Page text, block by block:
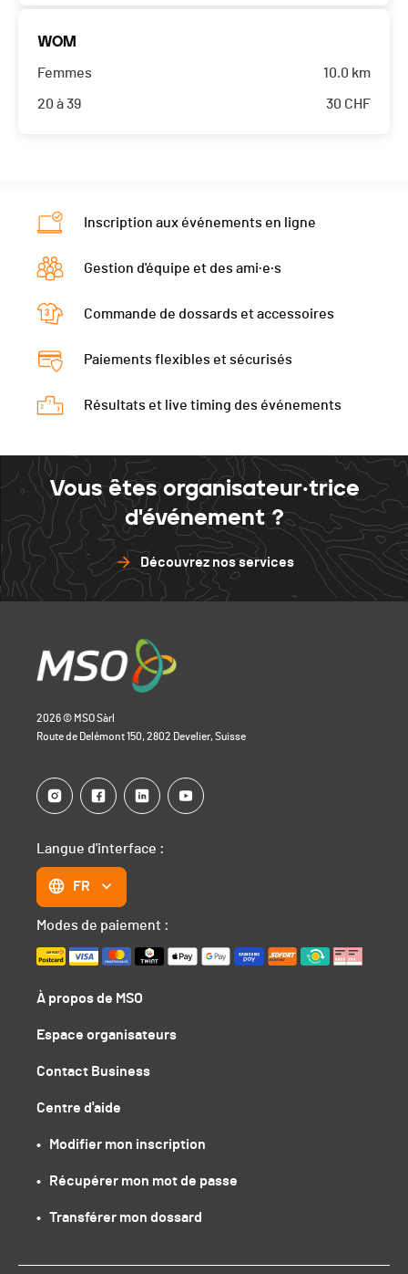
WOM
Femmes
20 à 39
10.0 km
30 CHF
Inscription aux événements en ligne
Gestion d'équipe et des ami·e·s
Commande de dossards et accessoires
Paiements flexibles et sécurisés
Résultats et live timing des événements
Vous êtes organisateur·trice
d'événement ?
Découvrez nos services
2026 © MSO Sàrl
Route de Delémont 150, 2802 Develier, Suisse
À propos de MSO
Espace organisateurs
Contact Business
Centre d'aide
•   Modifier mon inscription
•   Récupérer mon mot de passe
•   Transférer mon dossard
Langue d'interface :
FR
Modes de paiement :